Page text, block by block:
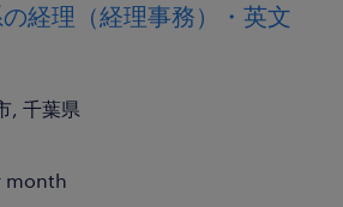
経理（経理事務）・英文
, 千葉県
month